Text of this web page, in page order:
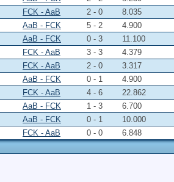
FCK - AaB 2 - 0
8.035
AaB - FCK 5 - 2
4.900
AaB - FCK 0 - 3
11.100
FCK - AaB 3 - 3
4.379
FCK - AaB 2 - 0
3.317
AaB - FCK 0 - 1
4.900
FCK - AaB 4 - 6
22.862
AaB - FCK 1 - 3
6.700
AaB - FCK 0 - 1
10.000
FCK - AaB 0 - 0 6.848